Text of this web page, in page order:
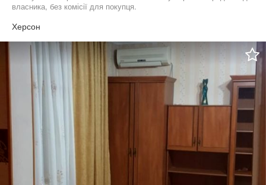
власника, без комісії для покупця.
Херсон